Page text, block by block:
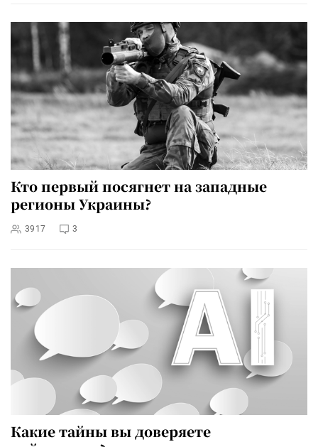
Кто первый посягнет на западные
регионы Украины?
3917 3
Какие тайны вы доверяете